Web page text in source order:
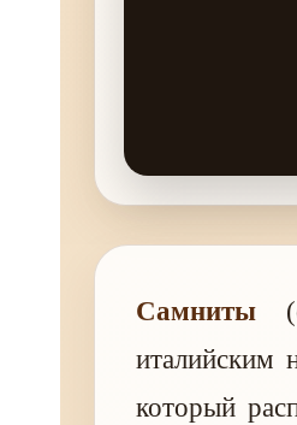
Самниты
италийским
который